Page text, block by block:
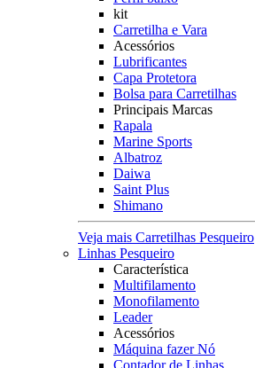
kit
Carretilha e Vara
Acessórios
Lubrificantes
Capa Protetora
Bolsa para Carretilhas
Principais Marcas
Rapala
Marine Sports
Albatroz
Daiwa
Saint Plus
Shimano
Veja mais Carretilhas Pesqueiro
Linhas Pesqueiro
Característica
Multifilamento
Monofilamento
Leader
Acessórios
Máquina fazer Nó
Contador de Linhas